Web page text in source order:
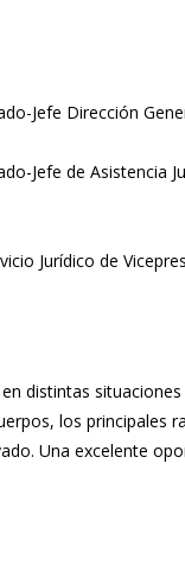
Jefe Dirección
Jefe de Asistencia
Jurídico de
distintas
los
Una excelente